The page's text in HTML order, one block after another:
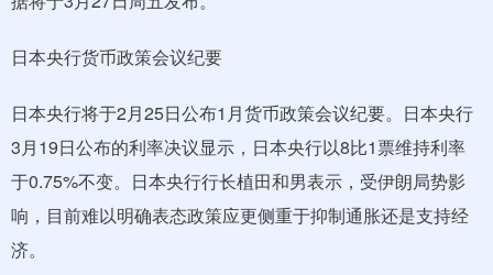
日本央行货币政策会议纪要
日本央行将于2月25日公布1月货币政策会议纪要。日本央行
3月19日公布的利率决议显示，日本央行以8比1票维持利率
于0.75%不变。日本央行行长植田和男表示，受伊朗局势影
响，目前难以明确表态政策应更侧重于抑制通胀还是支持经
济。